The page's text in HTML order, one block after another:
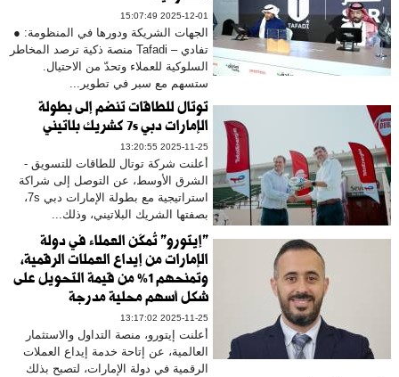
2025-12-01 15:07:49
الجهات الشريكة ودورها في المنظومة: ●
تفادي – Tafadi منصة ذكية ترصد المخاطر
السلوكية للعملاء وتحدّ من الاحتيال.
ستسهم مع سبر في تطوير...
توتال للطاقات تنضم إلى بطولة
الإمارات دبي 7s كشريك بلاتيني
2025-11-25 13:20:55
أعلنت شركة توتال للطاقات للتسويق -
الشرق الأوسط، عن التوصل إلى شراكة
استراتيجية مع بطولة الإمارات دبي 7s،
بصفتها الشريك البلاتيني، وذلك...
"إيتورو" تُمكّن العملاء في دولة
الإمارات من إيداع العملات الرقمية،
وتمنحهم 1% من قيمة التحويل على
شكل أسهم محلية مدرجة
2025-11-25 13:17:02
أعلنت إيتورو، منصة التداول والاستثمار
العالمية، عن إتاحة خدمة إيداع العملات
الرقمية في دولة الإمارات، لتصبح بذلك